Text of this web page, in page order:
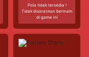
Pola tidak tersedia !
Tidak disarankan bermain
di game ini